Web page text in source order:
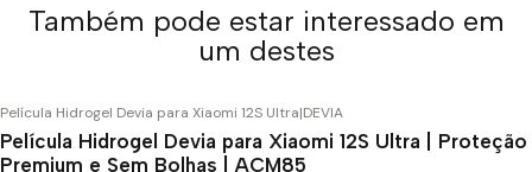
Também pode estar interessado em
um destes
Película Hidrogel Devia para Xiaomi 12S Ultra|DEVIA
Película Hidrogel Devia para Xiaomi 12S Ultra | Proteção
Premium e Sem Bolhas | ACM85